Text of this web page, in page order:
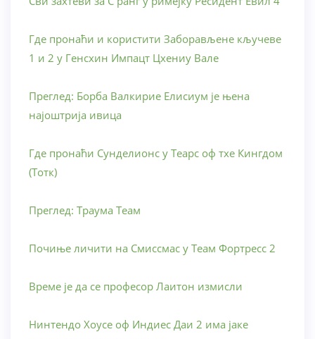
Где пронаћи и користити Заборављене кључеве
1 и 2 у Генсхин Импацт Цхениу Вале
Преглед: Борба Валкирие Елисиум је њена
најоштрија ивица
Где пронаћи Сунделионс у Теарс оф тхе Кингдом
(Тотк)
Преглед: Траума Теам
Почиње личити на Смиссмас у Теам Фортресс 2
Време је да се професор Лаитон измисли
Нинтендо Хоусе оф Индиес Даи 2 има јаке